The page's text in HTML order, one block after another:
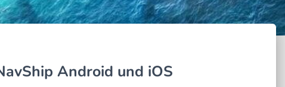
Android und iOS